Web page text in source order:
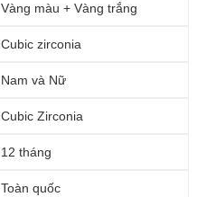
Vàng màu + Vàng trắng
Cubic zirconia
Nam và Nữ
Cubic Zirconia
12 tháng
Toàn quốc